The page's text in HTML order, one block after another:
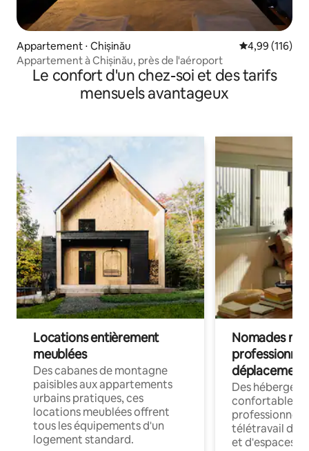
Appartement ⋅ Chișinău Évaluation
4,99 (116)
Appartement à Chișinău, près de l'aéroport
Le confort d'un chez-soi et des tarifs
mensuels avantageux
Locations entièrement
meublées
Des cabanes de montagne
paisibles aux appartements
urbains pratiques, ces
locations meublées offrent
tous les équipements d'un
logement standard.
Nomades
déplacement
Des
confortables
professionnels
télétravail
et d'espaces